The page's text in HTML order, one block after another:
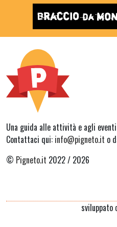
Una guida alle attività e agli
Contattaci qui: info@pigneto.it o
© Pigneto.it 2022 / 2026
sviluppato